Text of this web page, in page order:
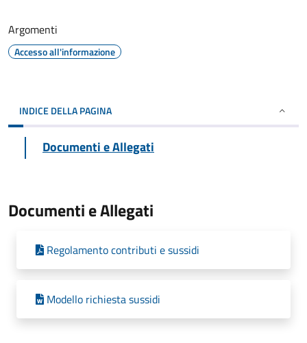
Argomenti
Accesso all'informazione
INDICE DELLA PAGINA
Documenti e Allegati
Documenti e Allegati
Regolamento contributi e sussidi
Modello richiesta sussidi